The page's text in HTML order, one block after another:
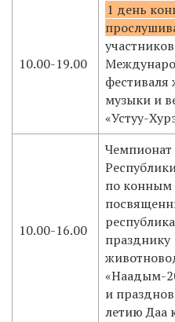
10.00-19.00
1 день
фестиваля
музыки и
«Устуу-
10.00-16.00
Чемпионат
по конным
празднику
«Наадым-
и
летию Даа